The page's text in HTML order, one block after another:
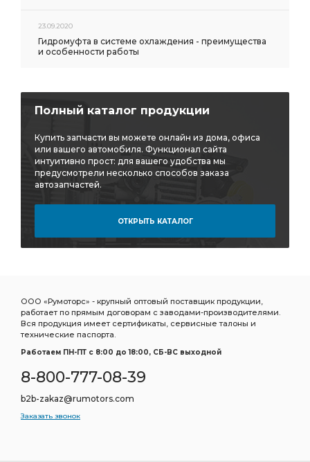
23.09.2020
Гидромуфта в системе охлаждения - преимущества
и особенности работы
Полный каталог продукции
Купить запчасти вы можете онлайн из дома, офиса
или вашего автомобиля. Функционал сайта
интуитивно прост: для вашего удобства мы
предусмотрели несколько способов заказа
автозапчастей.
ОТКРЫТЬ КАТАЛОГ
ООО «Румоторс» - крупный оптовый поставщик продукции,
работает по прямым договорам с заводами-производителями.
Вся продукция имеет сертификаты, сервисные талоны и
технические паспорта.
Работаем ПН-ПТ c 8:00 до 18:00, СБ-ВС выходной
8-800-777-08-39
b2b-zakaz@rumotors.com
Заказать звонок